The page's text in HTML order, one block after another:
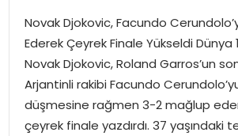
SIYASET
EĞITIM
YAŞAM
Novak Djokovic, Facundo
Ederek Çeyrek Finale Yükseldi Dünya
Novak Djokovic, Roland Garros’un
Arjantinli rakibi Facundo
düşmesine rağmen 3-2 mağlup
çeyrek finale yazdırdı. 37 yaşındaki